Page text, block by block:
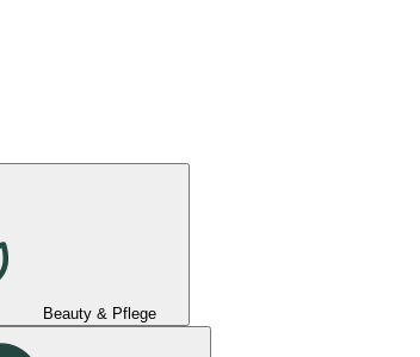
Beauty & Pflege